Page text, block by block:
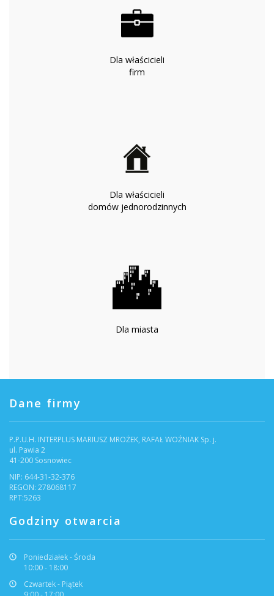
Dla właścicieli
firm
Dla właścicieli
domów jednorodzinnych
Dla miasta
Dane firmy
P.P.U.H. INTERPLUS MARIUSZ MROŻEK, RAFAŁ WOŹNIAK Sp. j.
ul. Pawia 2
41-200 Sosnowiec
NIP: 644-31-32-376
REGON: 278068117
RPT:5263
Godziny otwarcia
Poniedziałek - Środa
10:00 - 18:00
Czwartek - Piątek